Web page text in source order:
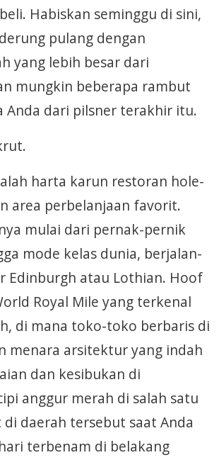
Habiskan seminggu di sini,
pulang dengan
yang lebih besar dari
mungkin beberapa rambut
Anda dari pilsner terakhir itu.
harta karun restoran hole-
area perbelanjaan favorit.
mulai dari pernak-pernik
mode kelas dunia, berjalan-
Edinburgh atau Lothian. Hoof
Royal Mile yang terkenal
di mana toko-toko berbaris di
menara arsitektur yang indah
dan kesibukan di
anggur merah di salah satu
daerah tersebut saat Anda
terbenam di belakang